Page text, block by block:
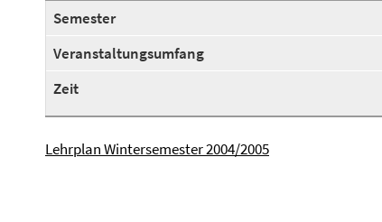
Semester
Veranstaltungsumfang
Zeit
Lehrplan Wintersemester 2004/2005